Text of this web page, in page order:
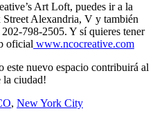
Art Loft, puedes ir a la
Alexandria, V y también
798-2505. Y sí quieres tener
oficial www.ncocreative.com
este nuevo espacio contribuirá al
la ciudad!
, New York City